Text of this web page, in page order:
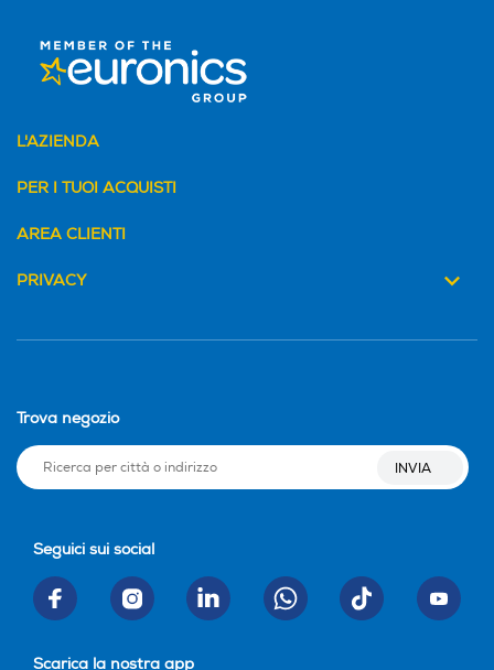
L'AZIENDA
PER I TUOI ACQUISTI
AREA CLIENTI
PRIVACY
Trova negozio
INVIA
Seguici sui social
Scarica la nostra app